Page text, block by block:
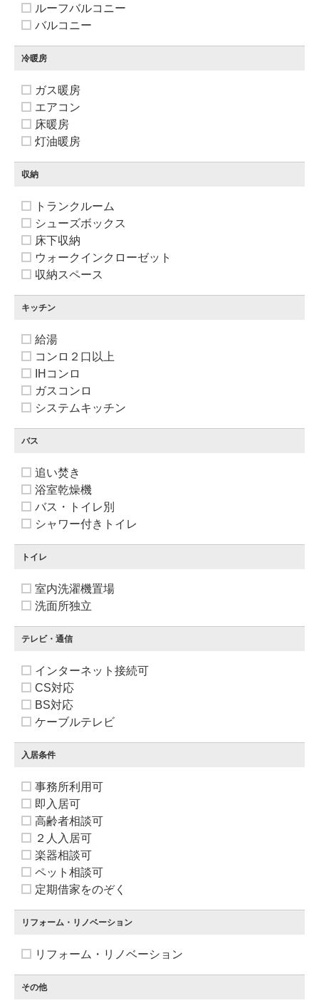
ルーフバルコニー
バルコニー
冷暖房
ガス暖房
エアコン
床暖房
灯油暖房
収納
トランクルーム
シューズボックス
床下収納
ウォークインクローゼット
収納スペース
キッチン
給湯
コンロ２口以上
IHコンロ
ガスコンロ
システムキッチン
バス
追い焚き
浴室乾燥機
バス・トイレ別
シャワー付きトイレ
トイレ
室内洗濯機置場
洗面所独立
テレビ・通信
インターネット接続可
CS対応
BS対応
ケーブルテレビ
入居条件
事務所利用可
即入居可
高齢者相談可
２人入居可
楽器相談可
ペット相談可
定期借家をのぞく
リフォーム・リノベーション
リフォーム・リノベーション
その他